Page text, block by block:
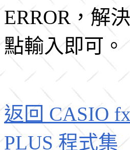
ERROR，解
點輸入即可。
返回 CASIO
PLUS 程式集